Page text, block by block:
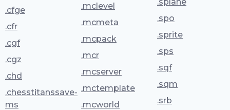
.cfge
.cfr
.cgf
.cgz
.chd
.chesstitanssave-
ms
.mclevel
.mcmeta
.mcpack
.mcr
.mcserver
.mctemplate
.mcworld
.spo
.sprite
.sps
.sqf
.sqm
.srb